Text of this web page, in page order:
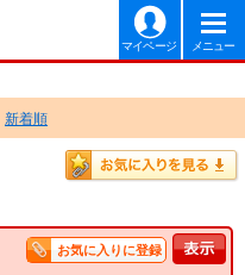
マイページ メニュー
新着順
お気に入りに登録